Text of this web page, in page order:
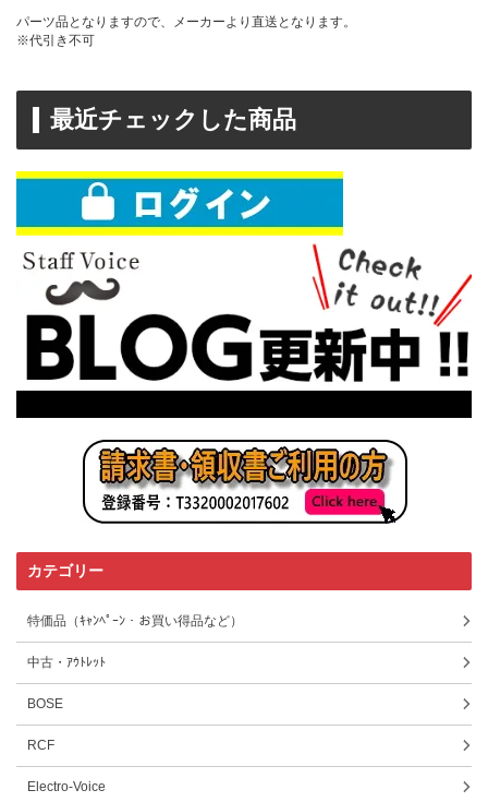
パーツ品となりますので、メーカーより直送となります。
※代引き不可
最近チェックした商品
カテゴリー
特価品（ｷｬﾝﾍﾟｰﾝ・お買い得品など）
中古・ｱｳﾄﾚｯﾄ
BOSE
RCF
Electro-Voice